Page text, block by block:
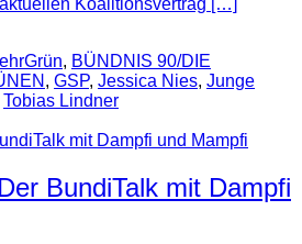
, BÜNDNIS 90/DIE
, GSP, Jessica Nies, Junge
Tobias Lindner
BundiTalk mit Dampfi